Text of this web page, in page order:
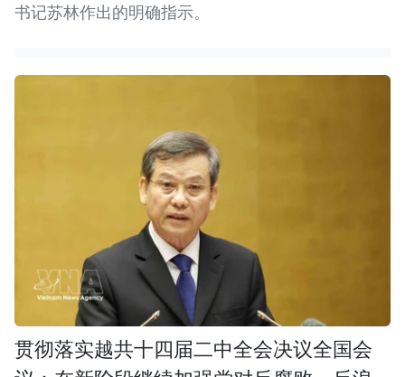
书记苏林作出的明确指示。
贯彻落实越共十四届二中全会决议全国会